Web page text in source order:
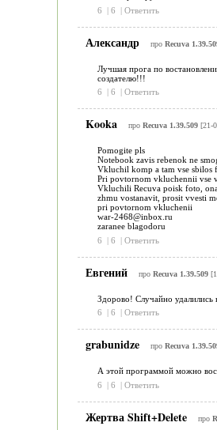
6
| 6 | Ответить
Александр про Recuva
Лучшая прога по
создателю!!!
6
| 6 | Ответить
Kooka про Recuva 1.39.509[21-
Pomogite pls
Notebook zavis rebenok ne
Vkluchil komp a tam vse sbilos
Pri povtornom vkluchennii vse
Vkluchili Recuva poisk foto,
zhmu vostanavit, prosit vvesti
pri povtornom vkluchenii
war-2468@inbox.ru
zaranee blagodoru
6
| 6 | Ответить
Евгений про Recuva 1.39.509
Здорово! Случайно удалились
6
| 6 | Ответить
grabunidze про Recuva
А этой программой можно
6
| 6 | Ответить
Жертва Shift+Delete про